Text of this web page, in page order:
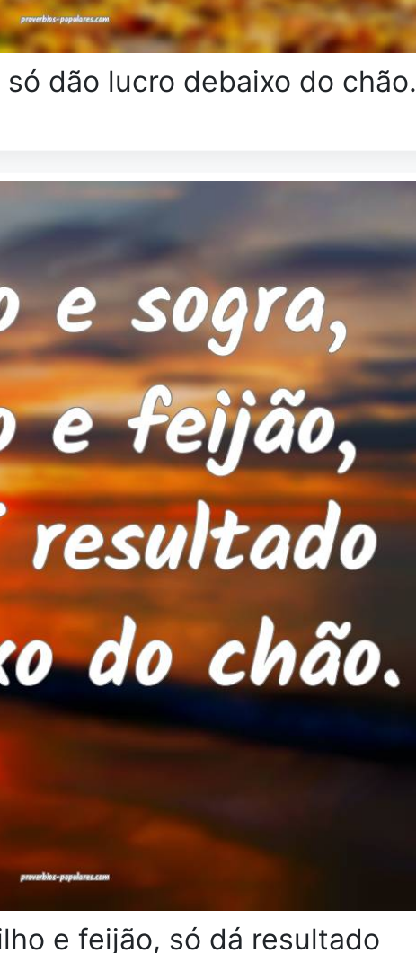
dão lucro debaixo do chão.
e feijão, só dá resultado